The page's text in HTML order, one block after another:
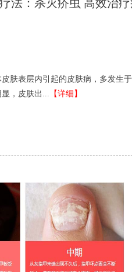
法：杀灭疥虫 高效治
肤表层内引起的皮肤病，多发生
，皮肤出... 【详细】